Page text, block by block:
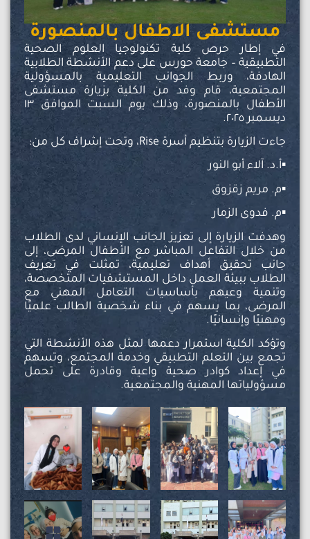
مستشفى الاطفال بالمنصورة
في إطار حرص كلية تكنولوجيا العلوم الصحية
التطبيقية – جامعة حورس على دعم الأنشطة الطلابية
الهادفة، وربط الجوانب التعليمية بالمسؤولية
المجتمعية، قام وفد من الكلية بزيارة مستشفى
الأطفال بالمنصورة، وذلك يوم السبت الموافق ١٣
ديسمبر ٢٠٢٥.
جاءت الزيارة بتنظيم أسرة Rise، وتحت إشراف كل من:
▪️أ.د. آلاء أبو النور
▪️م. مريم زقزوق
▪️م. فدوى الزمار
وهدفت الزيارة إلى تعزيز الجانب الإنساني لدى الطلاب
من خلال التفاعل المباشر مع الأطفال المرضى، إلى
جانب تحقيق أهداف تعليمية، تمثلت في تعريف
الطلاب ببيئة العمل داخل المستشفيات المتخصصة،
وتنمية وعيهم بأساسيات التعامل المهني مع
المرضى، بما يسهم في بناء شخصية الطالب علميًا
ومهنيًا وإنسانيًا.
وتؤكد الكلية استمرار دعمها لمثل هذه الأنشطة التي
تجمع بين التعلم التطبيقي وخدمة المجتمع، وتسهم
في إعداد كوادر صحية واعية وقادرة على تحمل
مسؤولياتها المهنية والمجتمعية.